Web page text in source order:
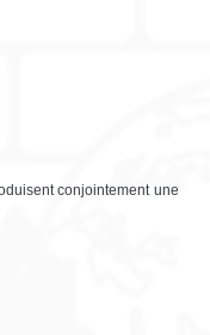
conjointement une